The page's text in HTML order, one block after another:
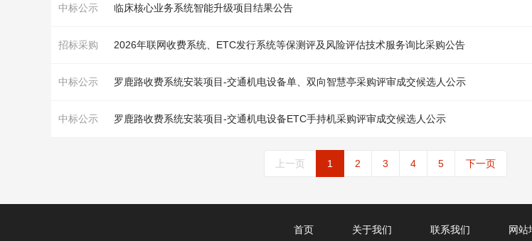
中标公示 临床核心业务系统智能升级项目结果公告
招标采购 2026年联网收费系统、ETC发行系统等保测评及风险评估技术服务询比采购公告
中标公示 罗鹿路收费系统安装项目-交通机电设备单、双向智慧亭采购评审成交候选人公示
中标公示 罗鹿路收费系统安装项目-交通机电设备ETC手持机采购评审成交候选人公示
上一页 1 2 3 4 5 下一页
首页 关于我们 联系我们 网站